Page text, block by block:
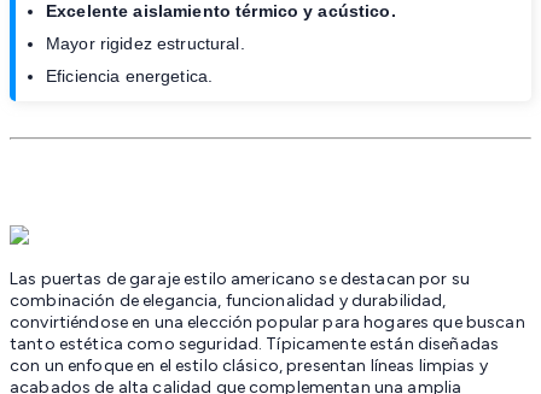
Excelente aislamiento térmico y acústico.
Mayor rigidez estructural.
Eficiencia energetica.
Las puertas de garaje estilo americano se destacan por su
combinación de elegancia, funcionalidad y durabilidad,
convirtiéndose en una elección popular para hogares que buscan
tanto estética como seguridad. Típicamente están diseñadas
con un enfoque en el estilo clásico, presentan líneas limpias y
acabados de alta calidad que complementan una amplia